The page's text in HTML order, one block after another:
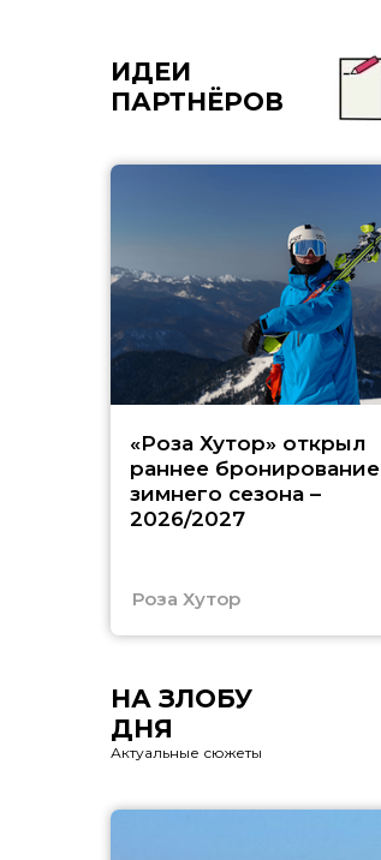
ИДЕИ
ПАРТНЁРОВ
«Роза Хутор» открыл
раннее бронирование
зимнего сезона –
2026/2027
Роза Хутор
НА ЗЛОБУ
ДНЯ
Актуальные сюжеты